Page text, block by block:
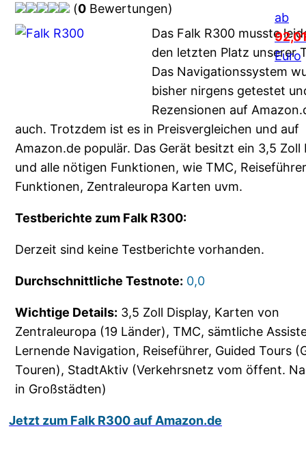
(0 Bewertungen)
ab
Euro
Das Falk R300 musste
den letzten Platz unserer
Das Navigationssystem
bisher nirgens getestet
Rezensionen auf
auch. Trotzdem ist es in Preisvergleichen und auf
Amazon.de populär. Das Gerät besitzt ein 3,5 Zoll
und alle nötigen Funktionen, wie TMC,
Funktionen, Zentraleuropa Karten uvm.
Testberichte zum Falk R300:
Derzeit sind keine Testberichte vorhanden.
Durchschnittliche Testnote: 0,0
Wichtige Details: 3,5 Zoll Display, Karten von
Zentraleuropa (19 Länder), TMC, sämtliche
Lernende Navigation, Reiseführer, Guided Tours
Touren), StadtAktiv (Verkehrsnetz vom öffent.
in Großstädten)
Jetzt zum Falk R300 auf Amazon.de